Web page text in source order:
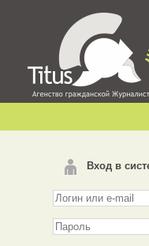
Вход в